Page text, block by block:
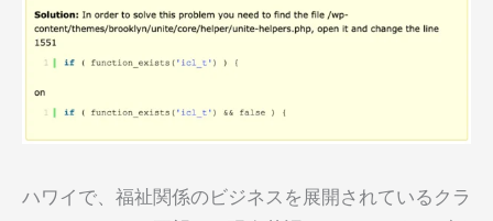
ハワイで、福祉関係のビジネスを展開されているクラ